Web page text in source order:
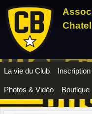
La vie du Club
Photos & Vidéo Boutique
Panneau de gestion des